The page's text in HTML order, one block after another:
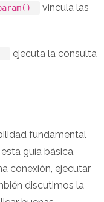
vincula las
ejecuta la consulta
fundamental
guía básica,
conexión, ejecutar
discutimos la